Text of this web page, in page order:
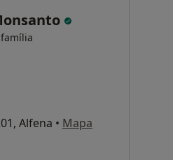
Alfena • Mapa